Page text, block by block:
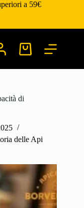
a 59€
Carrello
di
delle Api